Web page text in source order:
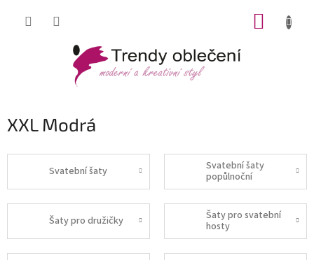
XXL Modrá
Svatební šaty
Svatební šaty
popůlnoční
Šaty pro družičky
Šaty pro svatební
hosty